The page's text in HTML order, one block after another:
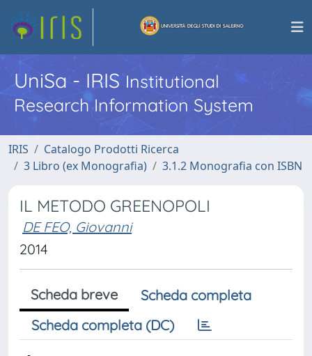
UniSa - IRISInstitutional
Research Information System
IRIS
Catalogo Prodotti Ricerca
3 Libro (ex Monografia)
3.1.2 Monografia con ISBN
IL METODO GREENOPOLI
DE FEO, Giovanni
2014
Scheda breve
Scheda completa
Scheda completa (DC)